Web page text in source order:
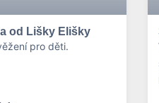
od Lišky Elišky
pro děti.